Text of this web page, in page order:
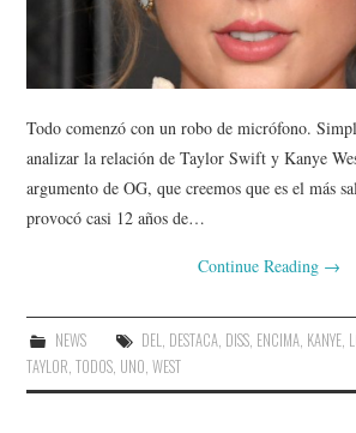
Todo comenzó con un robo de micrófono.
analizar la relación de Taylor Swift y Kanye
argumento de OG, que creemos que es el más
provocó casi 12 años de…
Continue Reading →
NEWS DEL, DESTACA, DISS, ENCIMA, KANYE,
TAYLOR,TODOS, UNO,WEST